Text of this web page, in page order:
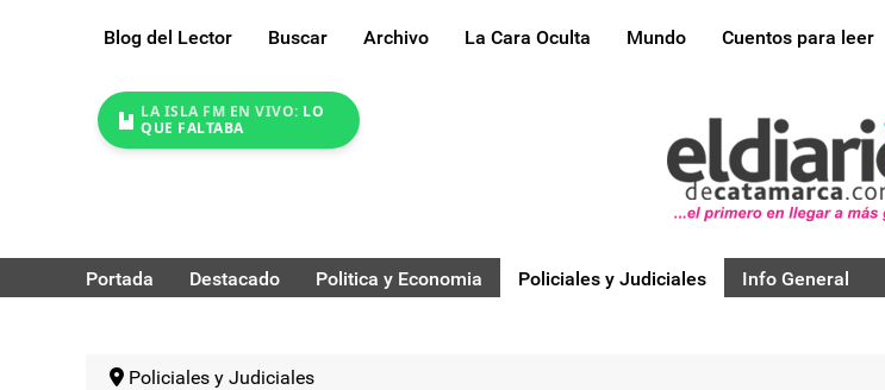
Blog del Lector Buscar Archivo La Cara Oculta Mundo Cuentos para leer
LA ISLA FM EN VIVO: LO
QUE FALTABA
Portada Destacado Politica y Economia Policiales y Judiciales Info General
Policiales y Judiciales